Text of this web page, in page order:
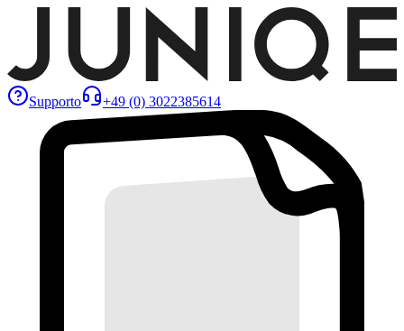
Supporto +49 (0) 3022385614